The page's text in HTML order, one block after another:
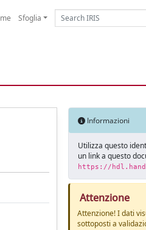
Sfoglia
Informazioni
Utilizza questo
un link a questo
https://
Attenzione
Attenzione! I dati
sottoposti a